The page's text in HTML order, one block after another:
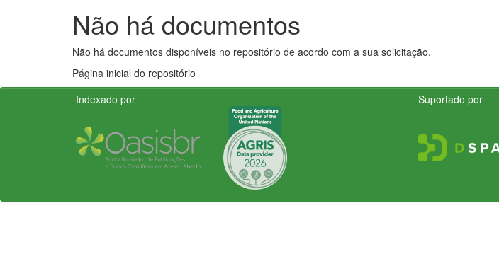
Não há documentos
Não há documentos disponíveis no repositório de acordo com a sua solicitação.
Página inicial do repositório
Indexado por
Suportado por